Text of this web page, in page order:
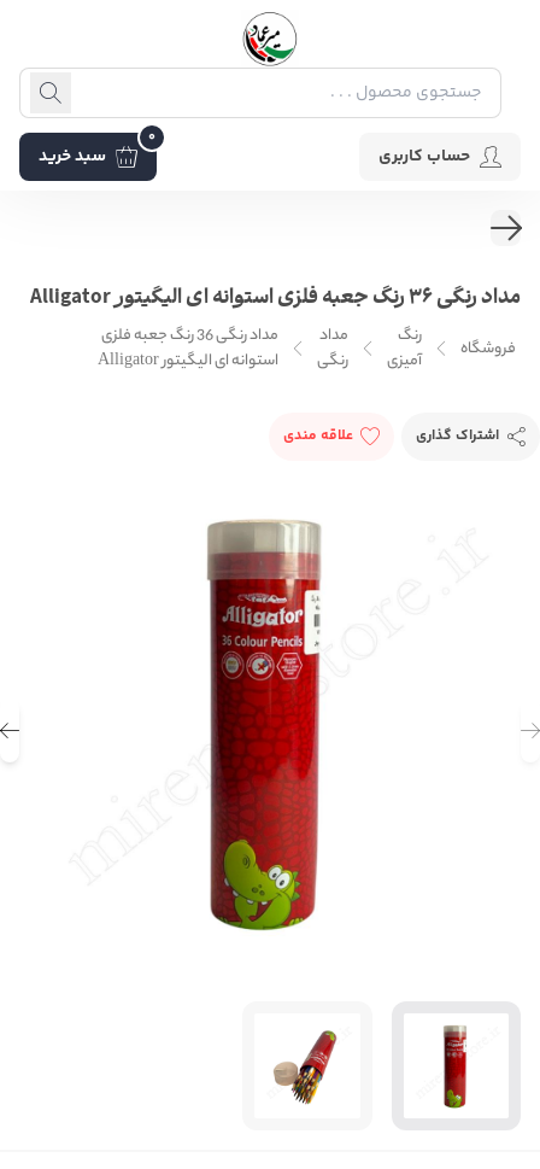
حساب کاربری سبد خرید
0
مداد رنگی 36 رنگ جعبه فلزی استوانه ای الیگیتور Alligator
فروشگاه
رنگ
آمیزی
مداد
رنگی
مداد رنگی 36 رنگ جعبه فلزی
استوانه ای الیگیتور Alligator
اشتراک گذاری علاقه مندی